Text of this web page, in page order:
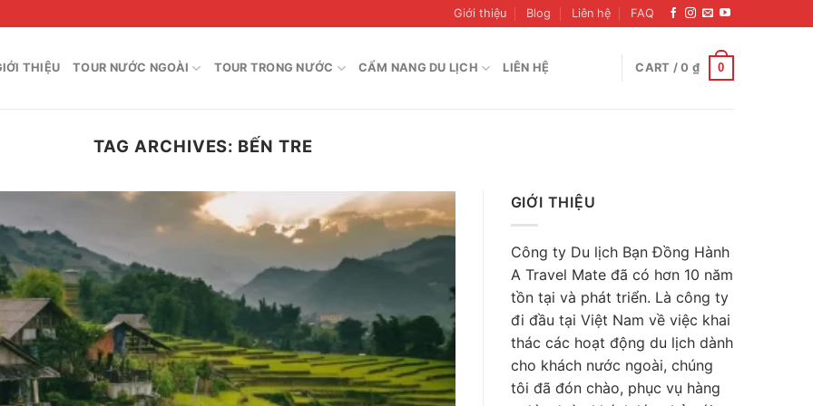
Giới thiệu Blog Liên hệ FAQ
THIỆU TOUR NƯỚC NGOÀI TOUR TRONG NƯỚC CẨM NANG DU LỊCH LIÊN HỆ CART /0 ₫ 0
TAG ARCHIVES: BẾN TRE
GIỚI THIỆU
Công ty Du lịch Bạn Đồng Hành
A Travel Mate đã có hơn 10 năm
tồn tại và phát triển. Là công ty
đi đầu tại Việt Nam về việc khai
thác các hoạt động du lịch dành
cho khách nước ngoài, chúng
tôi đã đón chào, phục vụ hàng